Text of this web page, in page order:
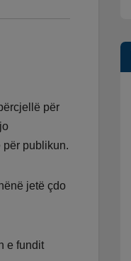
për
për publikun.
jetë çdo
e fundit